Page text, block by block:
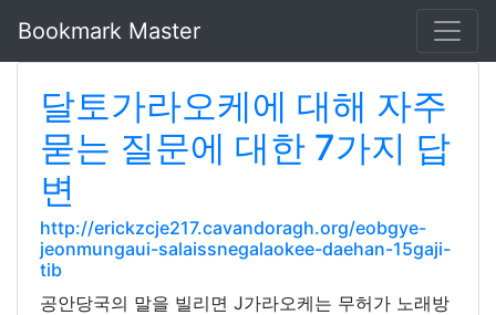
Bookmark Master
달토가라오케에 대해 자주
묻는 질문에 대한 7가지 답
변
http://erickzcje217.cavandoragh.org/eobgye-
jeonmungaui-salaissnegalaokee-daehan-15gaji-
tib
공안당국의 말을 빌리면 J가라오케는 무허가 노래방